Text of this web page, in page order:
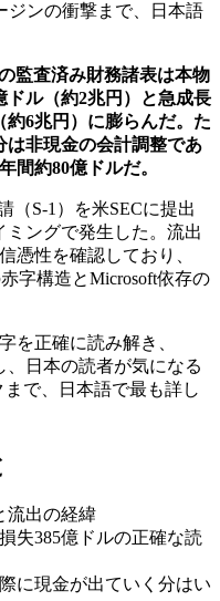
ジンの衝撃まで、日本語
監査済み財務諸表は本物
ドル（約2兆円）と急成長
約6兆円）に膨らんだ。た
は非現金の会計調整であ
間約80億ドルだ。
（S-1）を米SECに提出
ミングで発生した。流出
憑性を確認しており、
字構造とMicrosoft依存の
を正確に読み解き、
、日本の読者が気になる
まで、日本語で最も詳し
流出の経緯
失385億ドルの正確な読
に現金が出ていく分はい